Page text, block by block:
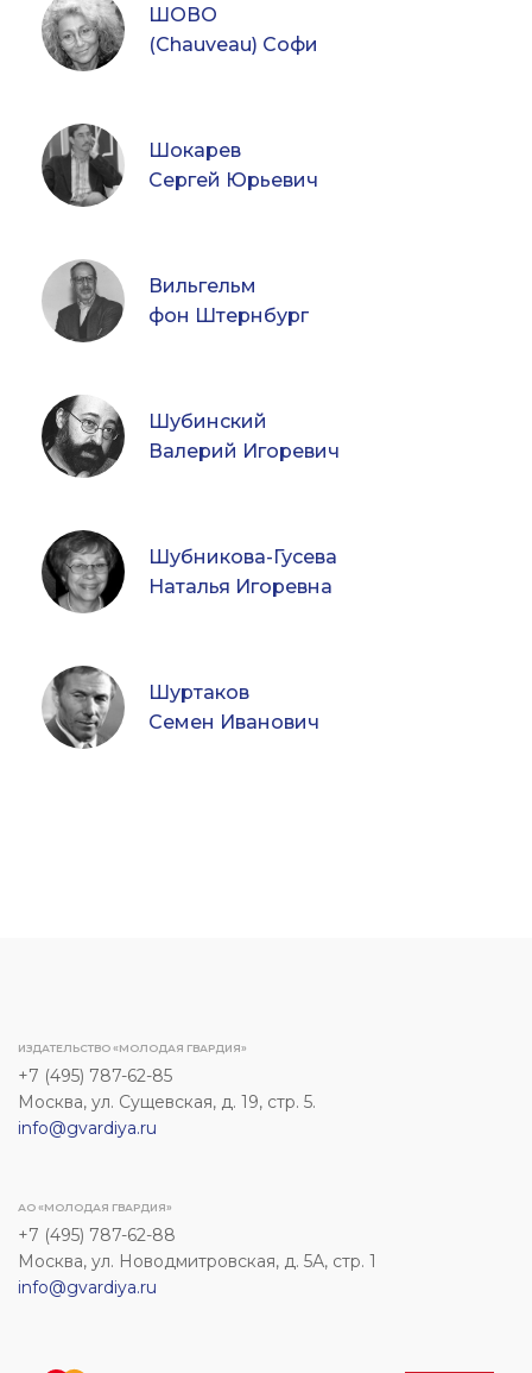
ШОВО
(Chauveau) Софи
Шокарев
Сергей Юрьевич
Вильгельм
фон Штернбург
Шубинский
Валерий Игоревич
Шубникова-Гусева
Наталья Игоревна
Шуртаков
Семен Иванович
ИЗДАТЕЛЬСТВО «МОЛОДАЯ ГВАРДИЯ»
+7 (495) 787-62-85
Москва, ул. Сущевская, д. 19, стр. 5.
info@gvardiya.ru
АО «МОЛОДАЯ ГВАРДИЯ»
+7 (495) 787-62-88
Москва, ул. Новодмитровская, д. 5А, стр. 1
info@gvardiya.ru